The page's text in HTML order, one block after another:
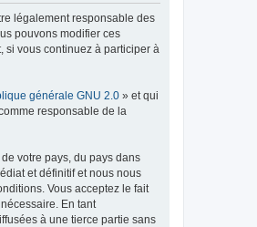
légalement responsable des
pouvons modifier ces
si vous continuez à participer à
générale GNU 2.0 » et qui
responsable de la
votre pays, du pays dans
et définitif et nous nous
Vous acceptez le fait
En tant
à une tierce partie sans